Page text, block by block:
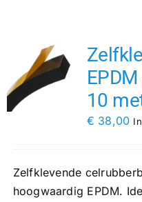
Rubbersoorten
10
€ 38,00
Zelfklevende
hoogwaardig EPDM.